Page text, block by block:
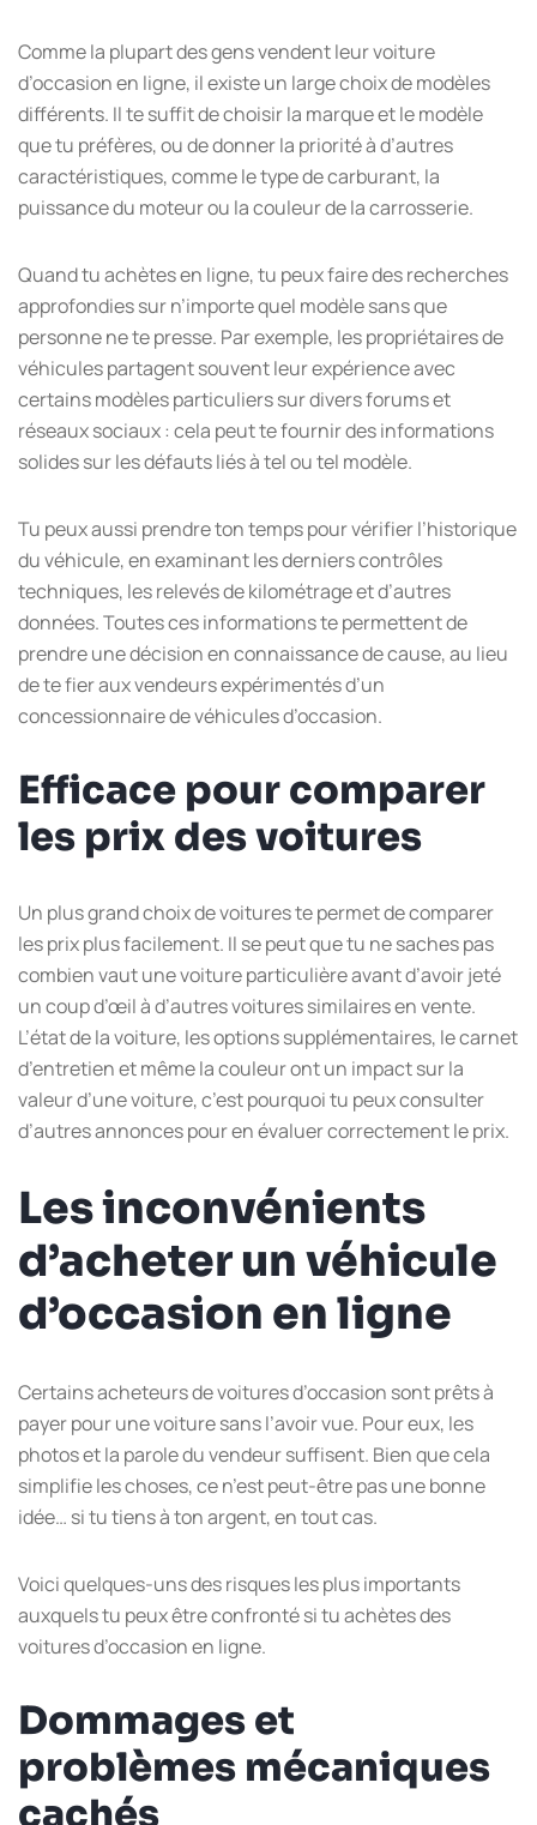
Comme la plupart des gens vendent leur voiture
d’occasion en ligne, il existe un large choix de modèles
différents. Il te suffit de choisir la marque et le modèle
que tu préfères, ou de donner la priorité à d’autres
caractéristiques, comme le type de carburant, la
puissance du moteur ou la couleur de la carrosserie.
Quand tu achètes en ligne, tu peux faire des recherches
approfondies sur n’importe quel modèle sans que
personne ne te presse. Par exemple, les propriétaires de
véhicules partagent souvent leur expérience avec
certains modèles particuliers sur divers forums et
réseaux sociaux : cela peut te fournir des informations
solides sur les défauts liés à tel ou tel modèle.
Tu peux aussi prendre ton temps pour vérifier l’historique
du véhicule, en examinant les derniers contrôles
techniques, les relevés de kilométrage et d’autres
données. Toutes ces informations te permettent de
prendre une décision en connaissance de cause, au lieu
de te fier aux vendeurs expérimentés d’un
concessionnaire de véhicules d’occasion.
Efficace pour comparer
les prix des voitures
Un plus grand choix de voitures te permet de comparer
les prix plus facilement. Il se peut que tu ne saches pas
combien vaut une voiture particulière avant d’avoir jeté
un coup d’œil à d’autres voitures similaires en vente.
L’état de la voiture, les options supplémentaires, le carnet
d’entretien et même la couleur ont un impact sur la
valeur d’une voiture, c’est pourquoi tu peux consulter
d’autres annonces pour en évaluer correctement le prix.
Les inconvénients
d’acheter un véhicule
d’occasion en ligne
Certains acheteurs de voitures d’occasion sont prêts à
payer pour une voiture sans l’avoir vue. Pour eux, les
photos et la parole du vendeur suffisent. Bien que cela
simplifie les choses, ce n’est peut-être pas une bonne
idée… si tu tiens à ton argent, en tout cas.
Voici quelques-uns des risques les plus importants
auxquels tu peux être confronté si tu achètes des
voitures d’occasion en ligne.
Dommages et
problèmes mécaniques
cachés